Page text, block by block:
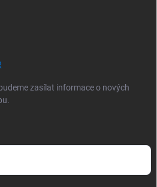
zasílat informace o nových